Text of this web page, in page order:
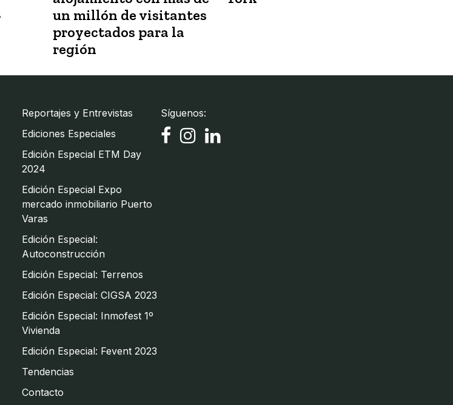
un millón de visitantes
proyectados para la
región
Reportajes y Entrevistas
Ediciones Especiales
Edición Especial ETM Day
2024
Edición Especial Expo
mercado inmobiliario Puerto
Varas
Edición Especial:
Autoconstrucción
Edición Especial: Terrenos
Edición Especial: CIGSA 2023
Edición Especial: Inmofest 1º
Vivienda
Edición Especial: Fevent 2023
Tendencias
Contacto
Síguenos: